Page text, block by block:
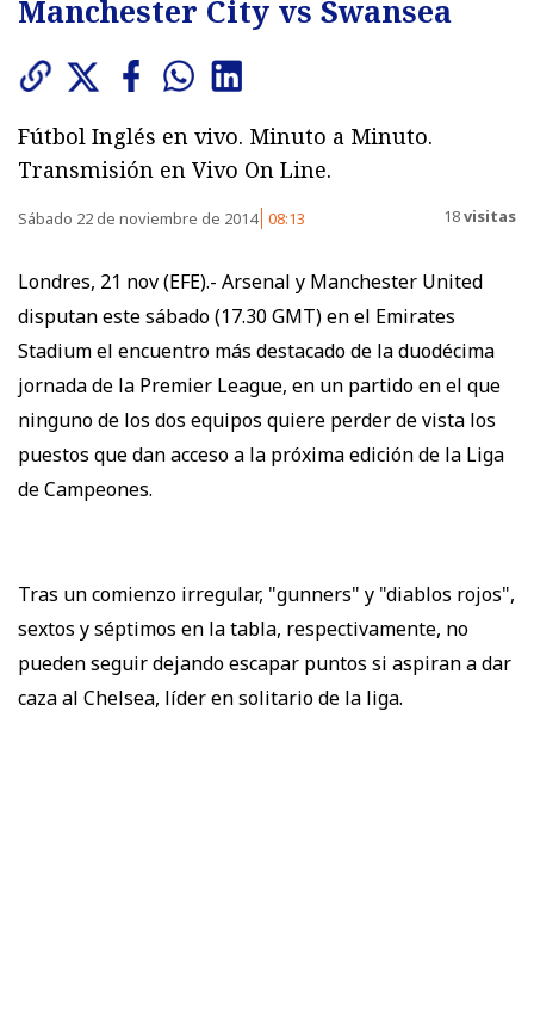
Manchester City vs Swansea
Fútbol Inglés en vivo. Minuto a Minuto.
Transmisión en Vivo On Line.
Sábado 22 de noviembre de 2014 08:13 18visitas
Londres, 21 nov (EFE).- Arsenal y Manchester United
disputan este sábado (17.30 GMT) en el Emirates
Stadium el encuentro más destacado de la duodécima
jornada de la Premier League, en un partido en el que
ninguno de los dos equipos quiere perder de vista los
puestos que dan acceso a la próxima edición de la Liga
de Campeones.
Tras un comienzo irregular, "gunners" y "diablos rojos",
sextos y séptimos en la tabla, respectivamente, no
pueden seguir dejando escapar puntos si aspiran a dar
caza al Chelsea, líder en solitario de la liga.